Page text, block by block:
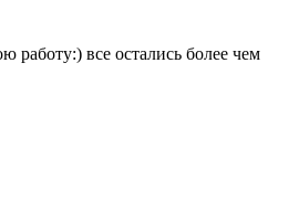
работу:) все остались более чем